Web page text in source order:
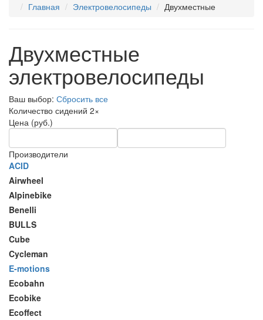
Главная Электровелосипеды Двухместные
Двухместные
электровелосипеды
Ваш выбор: Сбросить все
Количество сидений 2×
Цена (руб.)
Производители
ACID
Airwheel
Alpinebike
Benelli
BULLS
Cube
Cycleman
E-motions
Ecobahn
Ecobike
Ecoffect